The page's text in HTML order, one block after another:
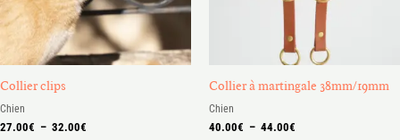
Collier clips
Chien
27.00€ – 32.00€
Collier à martingale 38mm/19mm
Chien
40.00€ – 44.00€